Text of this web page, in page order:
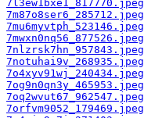
7l3ew1bxe1_817770.jpeg
7m87o8ser6_285712.jpeg
7mu6myvtph_523146.jpeg
7mwxn0nq56_877526.jpeg
7nlzrsk7hn_957843.jpeg
7notuhai9v_268935.jpeg
7o4xyv91wj_240434.jpeg
7og9n0qn3y_465953.jpeg
7oq2wvut67_962547.jpeg
7orfvm9052_179469.jpeg